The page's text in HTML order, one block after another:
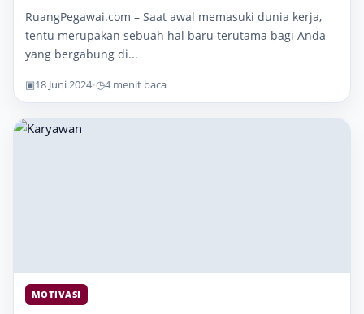
RuangPegawai.com – Saat awal memasuki dunia kerja,
tentu merupakan sebuah hal baru terutama bagi Anda
yang bergabung di...
▣18 Juni 2024•◷4 menit baca
MOTIVASI